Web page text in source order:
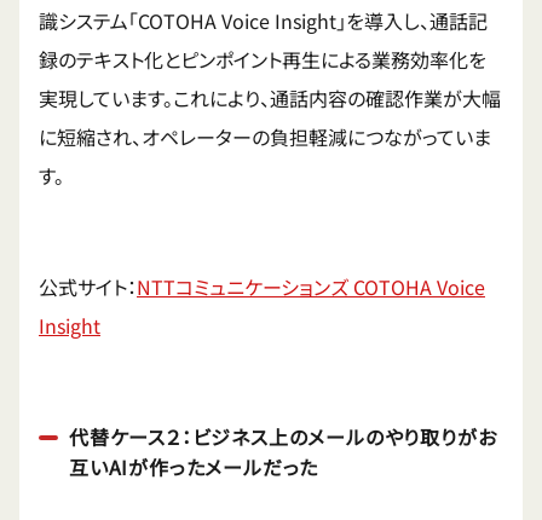
識システム「COTOHA Voice Insight」を導入し、通話記
録のテキスト化とピンポイント再生による業務効率化を
実現しています。​これにより、通話内容の確認作業が大幅
に短縮され、オペレーターの負担軽減につながっていま
す。
公式サイト：​NTTコミュニケーションズ COTOHA Voice
Insight
代替ケース２：ビジネス上のメールのやり取りがお
互いAIが作ったメールだった